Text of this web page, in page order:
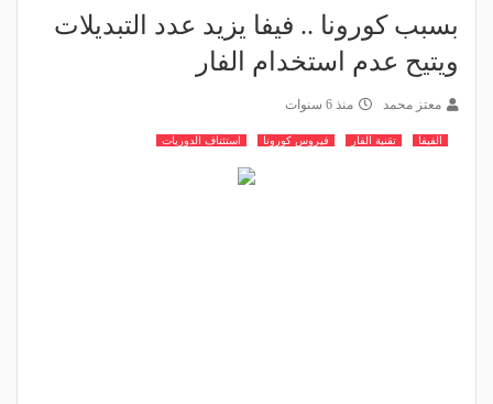
بسبب كورونا .. فيفا يزيد عدد التبديلات
ويتيح عدم استخدام الفار
معتز محمد منذ 6 سنوات
الفيفا تقنية الفار فيروس كورونا استئناف الدوريات